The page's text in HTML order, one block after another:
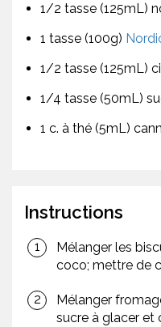
1/2 tasse (125mL)
1 tasse (100g)
1/2 tasse (125mL)
1/4 tasse (50mL)
1 c. à thé (5mL)
Instructions
Mélanger les
coco; mettre de
Mélanger
sucre à glacer et